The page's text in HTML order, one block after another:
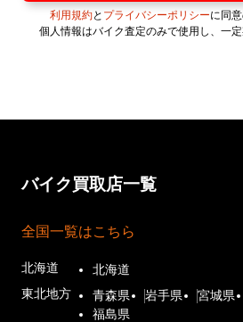
利用規約と プライバシーポリシーに同
個人情報はバイク査定のみで使用し、一定
バイク買取店一覧
全国一覧はこちら
北海道
北海道
東北地方
青森県 岩手県 宮城県
福島県